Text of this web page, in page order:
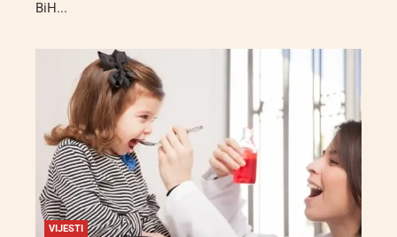
BiH...
VIJESTI